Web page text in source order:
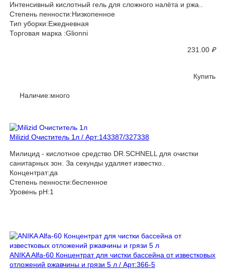
Интенсивный кислотный гель для сложного налёта и ржа..
Степень пенности:Низкопенное
Тип уборки:Ежедневная
Торговая марка :Glionni
231.00₽
Купить
Наличие:много
Milizid Очиститель 1л / Арт:143387/327338
Милицид - кислотное средство DR.SCHNELL для очистки
санитарных зон. За секунды удаляет известко..
Концентрат:да
Степень пенности:беспенное
Уровень pH:1
ANIKA Alfa-60 Концентрат для чистки бассейна от известковых
отложений ржавчины и грязи 5 л / Арт:366-5